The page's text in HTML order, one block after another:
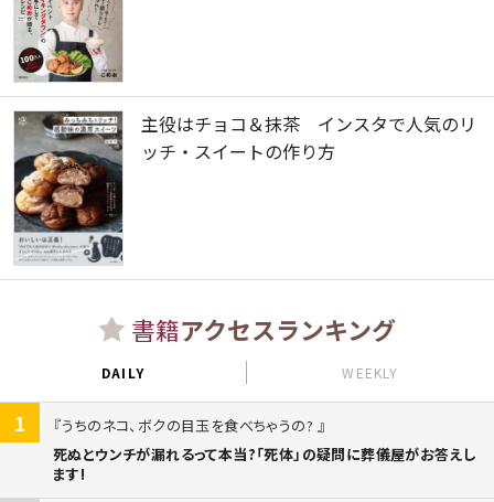
主役はチョコ＆抹茶 インスタで人気のリ
ッチ・スイートの作り方
書籍アクセスランキング
DAILY WEEKLY
1
うちのネコ、ボクの目玉を食べちゃうの?
死ぬとウンチが漏れるって本当?「死体」の疑問に葬儀屋がお答えし
ます!